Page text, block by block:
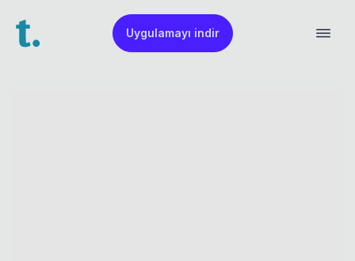
Uygulamayı indir